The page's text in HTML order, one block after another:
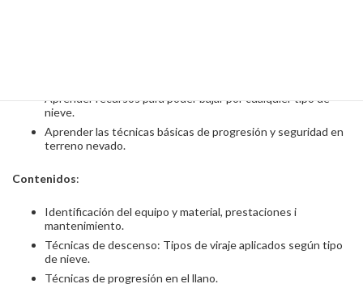
Aprender recursos para poder bajar por cualquier tipo de
nieve.
Aprender las técnicas básicas de progresión y seguridad en
terreno nevado.
Contenidos:
Identificación del equipo y material, prestaciones i
mantenimiento.
Técnicas de descenso: Tipos de viraje aplicados según tipo
de nieve.
Técnicas de progresión en el llano.